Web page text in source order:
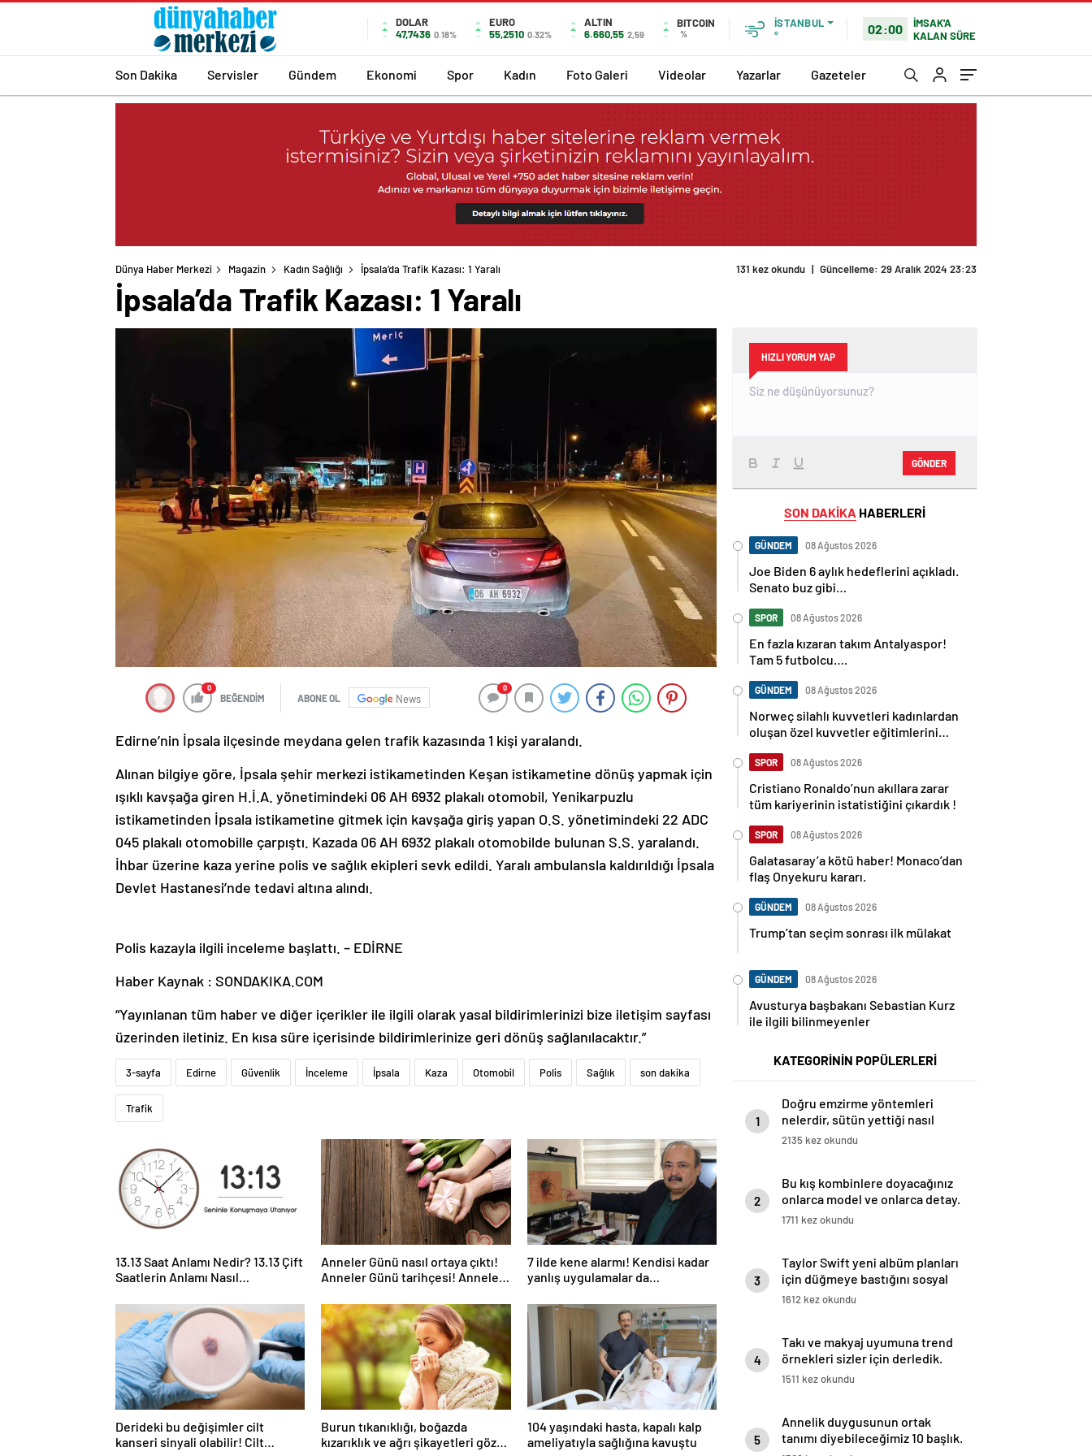
DOLAR
47,7436 0.18%
EURO
55,2510 0.32%
ALTIN
6.660,55 2,59
BITCOIN
%
İSTANBUL
°
02:00
İMSAK'A
KALAN SÜRE
Son Dakika Servisler Gündem Ekonomi Spor Kadın Foto Galeri Videolar Yazarlar Gazeteler
Dünya Haber Merkezi Magazin Kadın Sağlığı İpsala’da Trafik Kazası: 1 Yaralı
İpsala’da Trafik Kazası: 1 Yaralı
0
BEĞENDİM ABONE OL News
0
Edirne’nin İpsala ilçesinde meydana gelen trafik kazasında 1 kişi yaralandı.
Alınan bilgiye göre, İpsala şehir merkezi istikametinden Keşan istikametine dönüş yapmak için
ışıklı kavşağa giren H.İ.A. yönetimindeki 06 AH 6932 plakalı otomobil, Yenikarpuzlu
istikametinden İpsala istikametine gitmek için kavşağa giriş yapan O.S. yönetimindeki 22 ADC
045 plakalı otomobille çarpıştı. Kazada 06 AH 6932 plakalı otomobilde bulunan S.S. yaralandı.
İhbar üzerine kaza yerine polis ve sağlık ekipleri sevk edildi. Yaralı ambulansla kaldırıldığı İpsala
Devlet Hastanesi’nde tedavi altına alındı.
Polis kazayla ilgili inceleme başlattı. – EDİRNE
Haber Kaynak : SONDAKIKA.COM
“Yayınlanan tüm haber ve diğer içerikler ile ilgili olarak yasal bildirimlerinizi bize iletişim sayfası
üzerinden iletiniz. En kısa süre içerisinde bildirimlerinize geri dönüş sağlanılacaktır.”
3-sayfa Edirne Güvenlik İnceleme İpsala Kaza Otomobil Polis Sağlık son dakika
Trafik
13.13 Saat Anlamı Nedir? 13.13 Çift
Saatlerin Anlamı Nasıl
Anneler Günü nasıl ortaya çıktı!
Anneler Günü tarihçesi! Anneler
7 ilde kene alarmı! Kendisi kadar
yanlış uygulamalar da
yapmayın
Derideki bu değişimler cilt
kanseri sinyali olabilir! Cilt
Burun tıkanıklığı, boğazda
kızarıklık ve ağrı şikayetleri göz
104 yaşındaki hasta, kapalı kalp
ameliyatıyla sağlığına kavuştu
HIZLI YORUM YAP
GÖNDER
SON DAKİKA HABERLERİ
GÜNDEM 08 Ağustos 2026
Joe Biden 6 aylık hedeflerini açıkladı.
Senato buz gibi…
SPOR 08 Ağustos 2026
En fazla kızaran takım Antalyaspor!
Tam 5 futbolcu….
GÜNDEM 08 Ağustos 2026
Norweç silahlı kuvvetleri kadınlardan
oluşan özel kuvvetler eğitimlerini
SPOR 08 Ağustos 2026
Cristiano Ronaldo’nun akıllara zarar
tüm kariyerinin istatistiğini çıkardık !
SPOR 08 Ağustos 2026
Galatasaray’a kötü haber! Monaco’dan
flaş Onyekuru kararı.
GÜNDEM 08 Ağustos 2026
Trump’tan seçim sonrası ilk mülakat
GÜNDEM 08 Ağustos 2026
Avusturya başbakanı Sebastian Kurz
ile ilgili bilinmeyenler
KATEGORİNİN POPÜLERLERİ
1
Doğru emzirme yöntemleri
nelerdir, sütün yettiği nasıl
anlaşılır?
2135 kez okundu
2
Bu kış kombinlere doyacağınız
onlarca model ve onlarca detay.
1711 kez okundu
3
Taylor Swift yeni albüm planları
için düğmeye bastığını sosyal
medyadan duyurdu!
1612 kez okundu
4
Takı ve makyaj uyumuna trend
örnekleri sizler için derledik.
1511 kez okundu
5
Annelik duygusunun ortak
tanımı diyebileceğimiz 10 başlık.